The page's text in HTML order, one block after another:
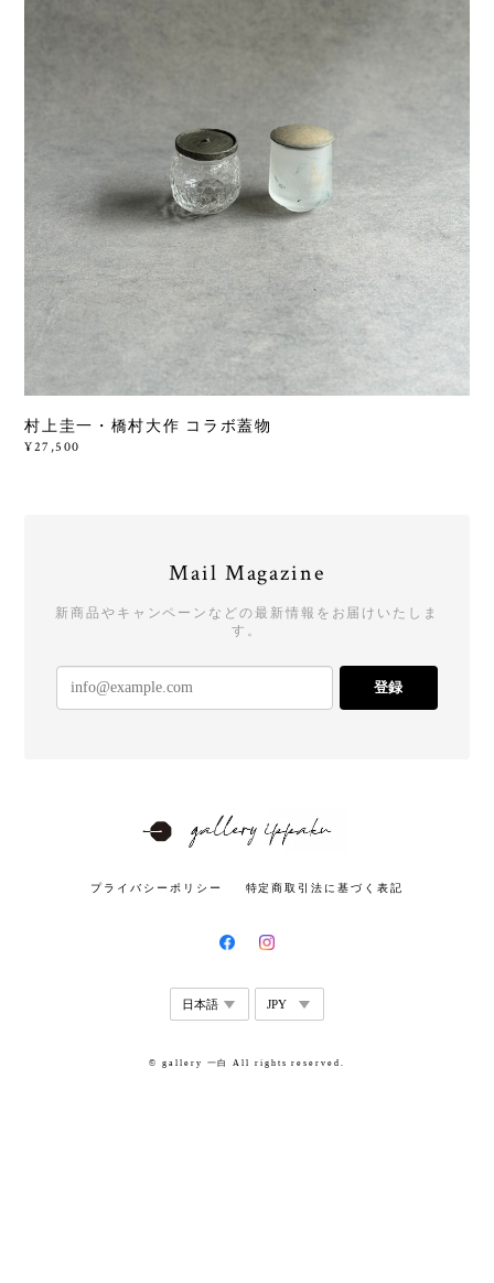
村上圭一・橋村大作 コラボ蓋物
¥27,500
Mail Magazine
新商品やキャンペーンなどの最新情報をお届けいたしま
す。
登録
プライバシーポリシー 特定商取引法に基づく表記
© gallery 一白 All rights reserved.